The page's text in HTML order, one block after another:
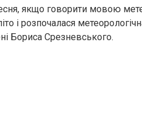
якщо говорити мовою
і розпочалася
Бориса Срезневського.